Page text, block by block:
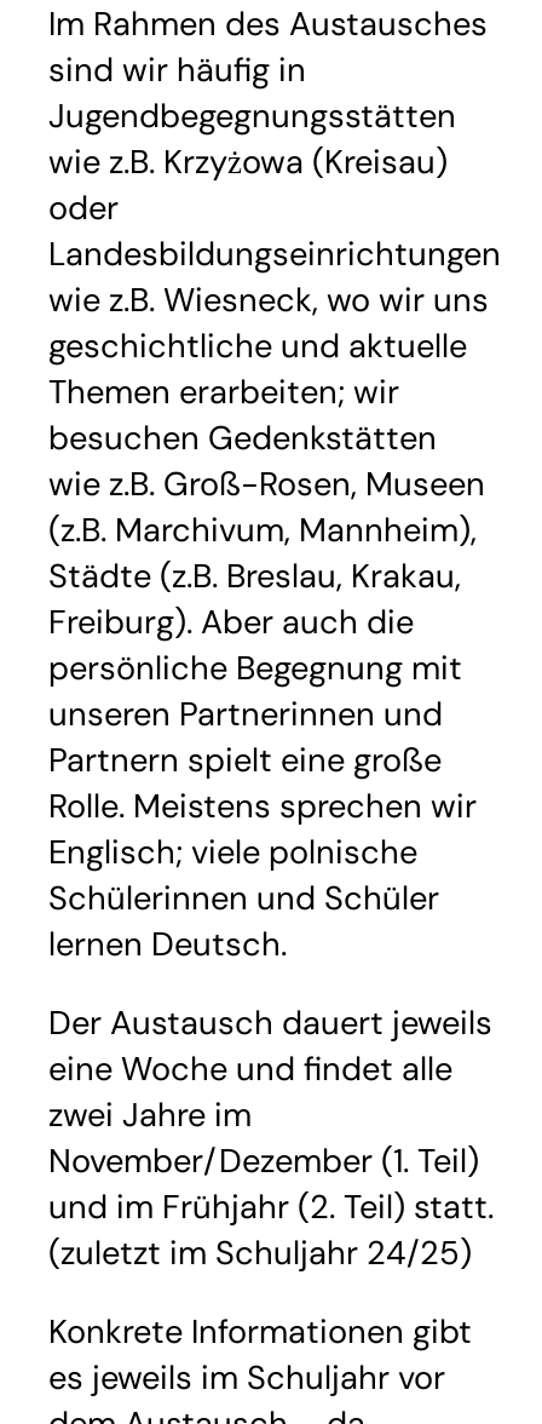
Im Rahmen des Austausches
sind wir häufig in
Jugendbegegnungsstätten
wie z.B. Krzyżowa (Kreisau)
oder
Landesbildungseinrichtungen
wie z.B. Wiesneck, wo wir uns
geschichtliche und aktuelle
Themen erarbeiten; wir
besuchen Gedenkstätten
wie z.B. Groß-Rosen, Museen
(z.B. Marchivum, Mannheim),
Städte (z.B. Breslau, Krakau,
Freiburg). Aber auch die
persönliche Begegnung mit
unseren Partnerinnen und
Partnern spielt eine große
Rolle. Meistens sprechen wir
Englisch; viele polnische
Schülerinnen und Schüler
lernen Deutsch.
Der Austausch dauert jeweils
eine Woche und findet alle
zwei Jahre im
November/Dezember (1. Teil)
und im Frühjahr (2. Teil) statt.
(zuletzt im Schuljahr 24/25)
Konkrete Informationen gibt
es jeweils im Schuljahr vor